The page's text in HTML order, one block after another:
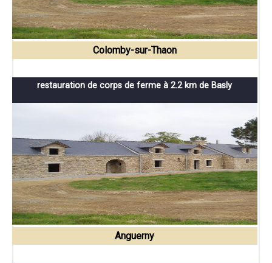
Colomby-sur-Thaon
restauration de corps de ferme à 2.2 km de Basly
Anguerny